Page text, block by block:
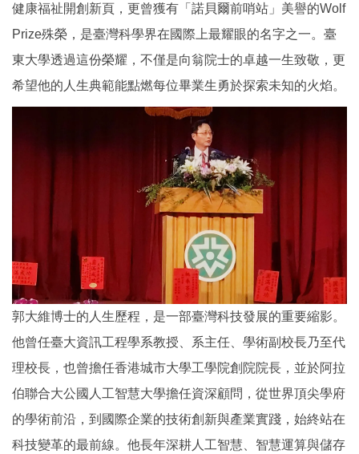
健康福祉開創新頁，更曾獲有「諾貝爾前哨站」美譽的Wolf
Prize殊榮，是臺灣科學界在國際上最耀眼的名字之一。臺
東大學透過這份榮耀，不僅是向翁院士的卓越一生致敬，更
希望他的人生典範能點燃每位畢業生勇於探索未知的火焰。
郭大維博士的人生歷程，是一部臺灣科技發展的重要縮影。
他曾任臺大資訊工程學系教授、系主任、學術副校長乃至代
理校長，也曾擔任香港城市大學工學院創院院長，並於阿拉
伯聯合大公國人工智慧大學擔任資深顧問，從世界頂尖學府
的學術前沿，到國際企業的技術創新與產業實踐，始終站在
科技變革的最前線。他長年深耕人工智慧、智慧運算與儲存